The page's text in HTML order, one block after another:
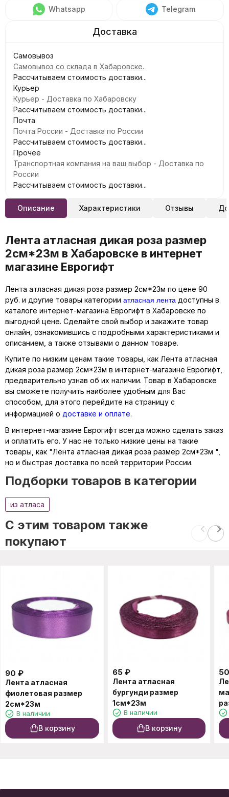
Whatsapp Telegram
Самовывоз
Самовывоз со склада в Хабаровске.
Рассчитываем стоимость доставки...
Курьер
Курьер - Доставка по Хабаровску
Рассчитываем стоимость доставки...
Почта
Почта России - Доставка по России
Рассчитываем стоимость доставки...
Прочее
Транспортная компания на ваш выбор - Доставка по
России
Рассчитываем стоимость доставки...
Описание Характеристики Отзывы
Лента атласная дикая роза размер
2см*23м в Хабаровске в интернет
магазине Еврогифт
Лента атласная дикая роза размер 2см*23м по цене 90
руб. и другие товары категории атласная лента доступны в
каталоге интернет-магазина Еврогифт в Хабаровске по
выгодной цене. Сделайте свой выбор и закажите товар
онлайн, ознакомившись с подробными характеристиками и
описанием, а также отзывами о данном товаре.
Купите по низким ценам такие товары, как Лента атласная
дикая роза размер 2см*23м в интернет-магазине Еврогифт,
предварительно узнав об их наличии. Товар в Хабаровске
вы сможете получить наиболее удобным для Вас
способом, для этого перейдите на страницу с
информацией о доставке и оплате.
В интернет-магазине Еврогифт всегда можно сделать заказ
и оплатить его. У нас не только низкие цены на такие
товары, как "Лента атласная дикая роза размер 2см*23м ",
но и быстрая доставка по всей территории России.
Подборки товаров в категории
из атласа
C этим товаром также
покупают
90 ₽
Лента атласная
фиолетовая размер
2см*23м
В наличии
В корзину
65 ₽
Лента атласная
бургунди размер
1см*23м
В наличии
В корзину
50